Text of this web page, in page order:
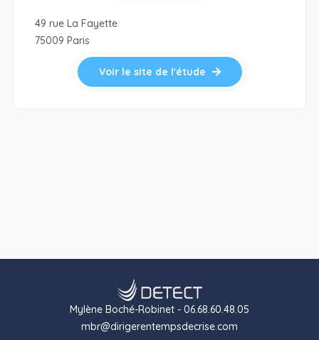
49 rue La Fayette
75009 Paris
Voir le site de l'étude
Mylène Boché-Robinet - 06.68.60.48.05
mbr@dirigerentempsdecrise.com